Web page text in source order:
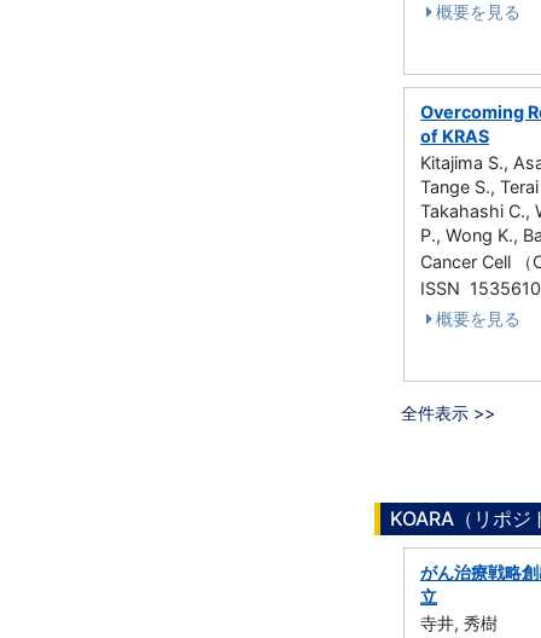
概要を見る
Overcoming
of KRAS
Kitajima S.,
Tange S.,
Takahashi C.,
P., Wong K.,
Cancer Cell
ISSN
概要を見る
全件表示 >>
KOARA（リポ
がん治療戦略
立
寺井, 秀樹